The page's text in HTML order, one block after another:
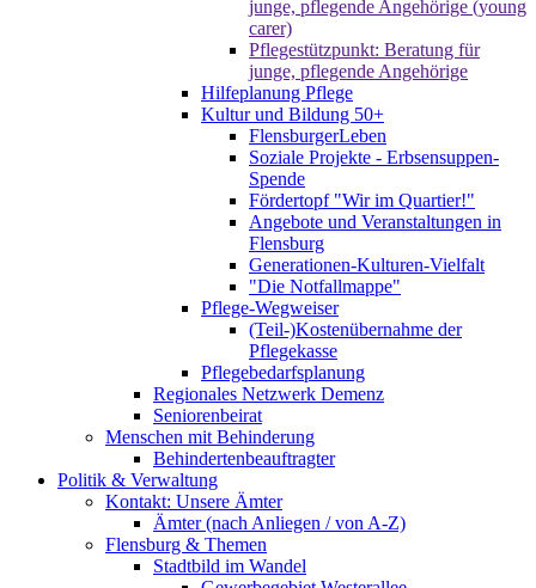
junge, pflegende Angehörige (young
carer)
Pflegestützpunkt: Beratung für
junge, pflegende Angehörige
Hilfeplanung Pflege
Kultur und Bildung 50+
FlensburgerLeben
Soziale Projekte - Erbsensuppen-
Spende
Fördertopf "Wir im Quartier!"
Angebote und Veranstaltungen in
Flensburg
Generationen-Kulturen-Vielfalt
"Die Notfallmappe"
Pflege-Wegweiser
(Teil-)Kostenübernahme der
Pflegekasse
Pflegebedarfsplanung
Regionales Netzwerk Demenz
Seniorenbeirat
Menschen mit Behinderung
Behindertenbeauftragter
Politik & Verwaltung
Kontakt: Unsere Ämter
Ämter (nach Anliegen / von A-Z)
Flensburg & Themen
Stadtbild im Wandel